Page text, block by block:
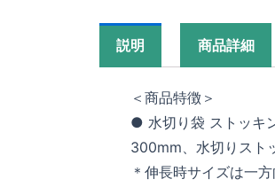
説明 商品詳細
＜商品特徴＞
● 水切り袋 ストッキ
300mm、水切りスト
＊伸長時サイズは一